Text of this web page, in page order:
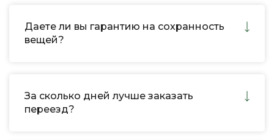
Даете ли вы гарантию на сохранность
вещей?
За сколько дней лучше заказать
переезд?